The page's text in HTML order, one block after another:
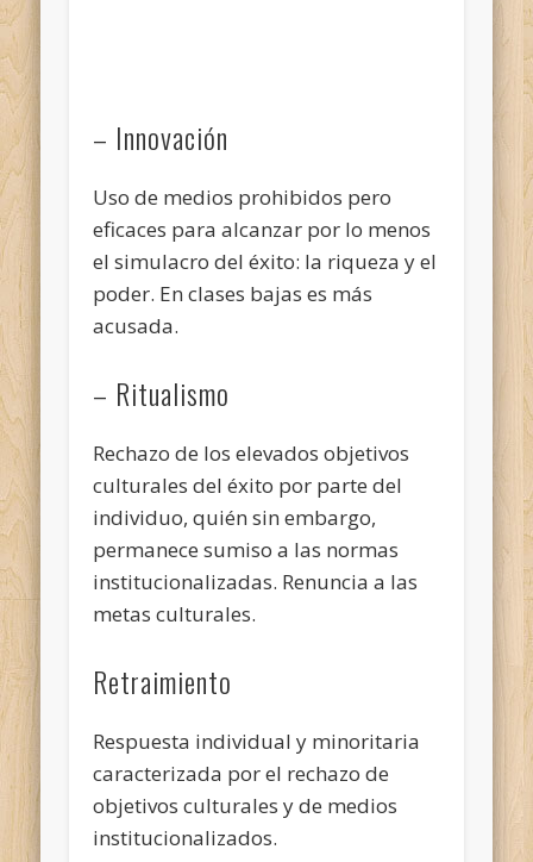
– Innovación
Uso de medios prohibidos pero
eficaces para alcanzar por lo menos
el simulacro del éxito: la riqueza y el
poder. En clases bajas es más
acusada.
– Ritualismo
Rechazo de los elevados objetivos
culturales del éxito por parte del
individuo, quién sin embargo,
permanece sumiso a las normas
institucionalizadas. Renuncia a las
metas culturales.
Retraimiento
Respuesta individual y minoritaria
caracterizada por el rechazo de
objetivos culturales y de medios
institucionalizados.